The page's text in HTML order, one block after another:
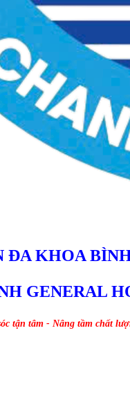
ĐA KHOA
GENERAL
tận tâm - Nâng tầm chất